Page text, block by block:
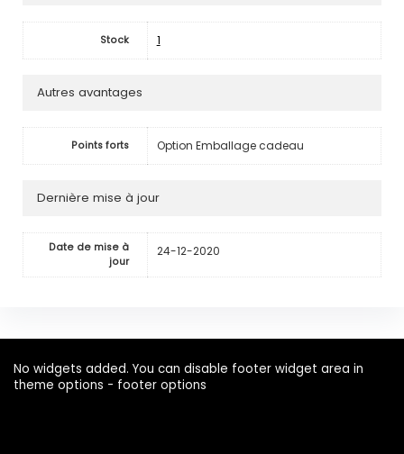
Stock 1
Autres avantages
Points forts Option Emballage cadeau
Dernière mise à jour
Date de mise à
jour
24-12-2020
No widgets added. You can disable footer widget area in
theme options - footer options